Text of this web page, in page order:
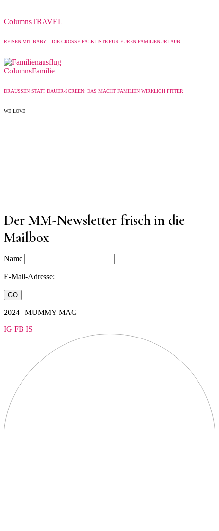
ColumnsTRAVEL
REISEN MIT BABY – DIE GROSSE PACKLISTE FÜR EUREN FAMILIENURLAUB
ColumnsFamilie
DRAUSSEN STATT DAUER-SCREEN: DAS MACHT FAMILIEN WIRKLICH FITTER
WE LOVE
Der MM-Newsletter frisch in die
Mailbox
Name
E-Mail-Adresse:
2024 | MUMMY MAG
IG FB IS